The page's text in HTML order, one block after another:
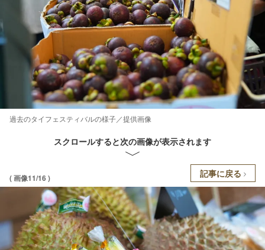
過去のタイフェスティバルの様子／提供画像
スクロールすると次の画像が表示されます
( 画像11/16 ) 記事に戻る